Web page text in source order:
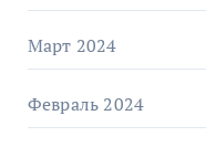
Март 2024
Февраль 2024